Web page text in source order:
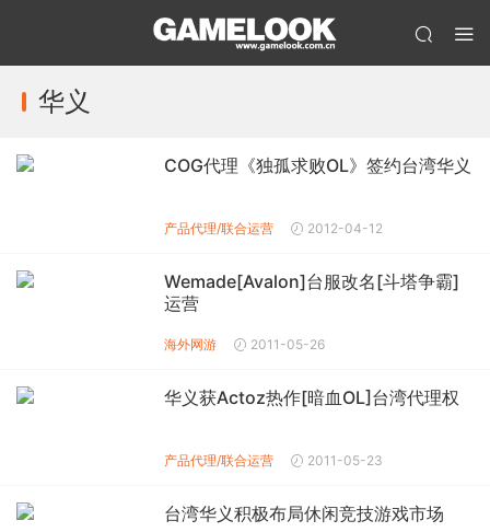
华义
COG代理《独孤求败OL》签约台湾华义
产品代理/联合运营 2012-04-12
Wemade[Avalon]台服改名[斗塔争霸]
运营
海外网游 2011-05-26
华义获Actoz热作[暗血OL]台湾代理权
产品代理/联合运营 2011-05-23
台湾华义积极布局休闲竞技游戏市场